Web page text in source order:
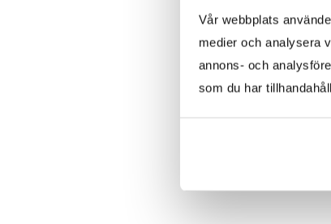
Vår webbplats
medier och analysera
annons- och
som du har